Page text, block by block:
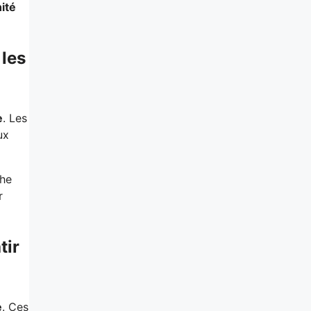
. Les
. Ces